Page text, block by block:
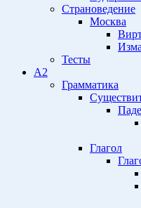
Страноведение
Москва
Тесты
A2
Грамматика
Глагол